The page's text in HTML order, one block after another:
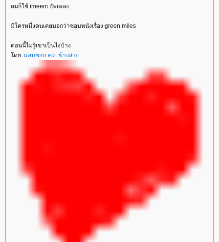
ผมก็ใช้ imeem อัพเพลง
มีใครหนึ่งคนเคยบอกว่าชอบหนังเรื่อง green miles
ตอนนี้ไม่รู้เขาเป็นไงบ้าง
ดย: อบชอบ คห. ข้างล่าง